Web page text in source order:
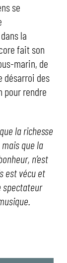
se
la
fait son
marin, de
désarroi des
pour rendre
la richesse
que la
n’est
est vécu et
spectateur